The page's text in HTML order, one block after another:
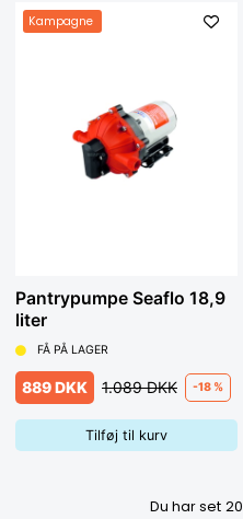
Kampagne
Pantrypumpe Seaflo 18,9
liter
FÅ PÅ LAGER
889 DKK 1.089 DKK -18 %
Tilføj til kurv
Du har set 20